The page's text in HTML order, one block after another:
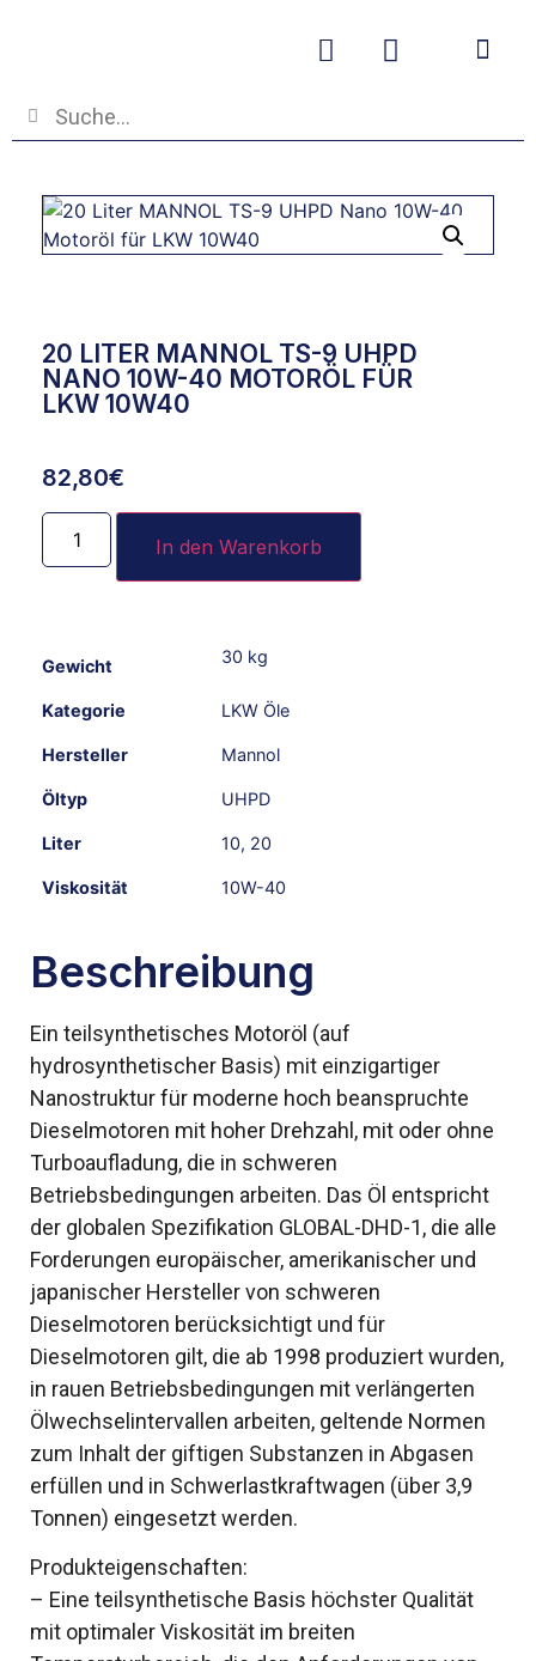
20 LITER MANNOL TS-9 UHPD
NANO 10W-40 MOTORÖL FÜR
LKW 10W40
82,80€
In den Warenkorb
Gewicht 30 kg
Kategorie LKW Öle
Hersteller Mannol
Öltyp UHPD
Liter 10, 20
Viskosität 10W-40
Beschreibung
Ein teilsynthetisches Motoröl (auf
hydrosynthetischer Basis) mit einzigartiger
Nanostruktur für moderne hoch beanspruchte
Dieselmotoren mit hoher Drehzahl, mit oder ohne
Turboaufladung, die in schweren
Betriebsbedingungen arbeiten. Das Öl entspricht
der globalen Spezifikation GLOBAL-DHD-1, die alle
Forderungen europäischer, amerikanischer und
japanischer Hersteller von schweren
Dieselmotoren berücksichtigt und für
Dieselmotoren gilt, die ab 1998 produziert wurden,
in rauen Betriebsbedingungen mit verlängerten
Ölwechselintervallen arbeiten, geltende Normen
zum Inhalt der giftigen Substanzen in Abgasen
erfüllen und in Schwerlastkraftwagen (über 3,9
Tonnen) eingesetzt werden.
Produkteigenschaften:
– Eine teilsynthetische Basis höchster Qualität
mit optimaler Viskosität im breiten